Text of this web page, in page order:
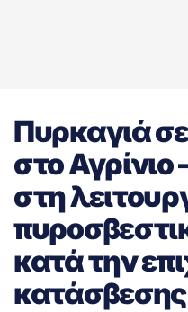
Πυρκαγιά
στο
στη
κατά την
κατάσβεσης